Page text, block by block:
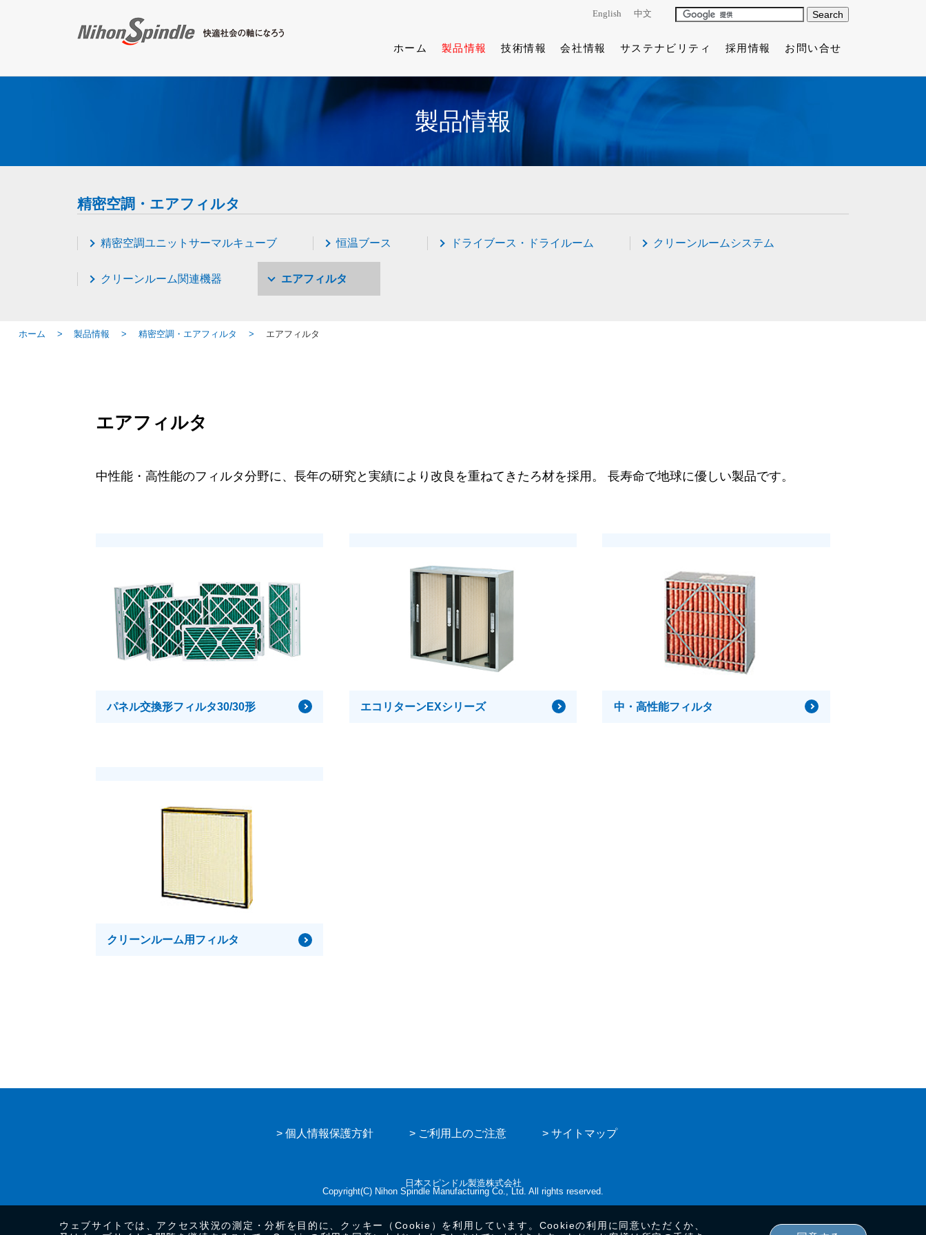
English 中文
ホーム 製品情報 技術情報 会社情報 サステナビリティ 採用情報 お問い合せ
製品情報
精密空調・エアフィルタ
精密空調ユニットサーマルキューブ 恒温ブース ドライブース・ドライルーム クリーンルームシステム
クリーンルーム関連機器 エアフィルタ
ホーム 製品情報 精密空調・エアフィルタ エアフィルタ
エアフィルタ
中性能・高性能のフィルタ分野に、長年の研究と実績により改良を重ねてきたろ材を採用。 長寿命で地球に優しい製品です。
パネル交換形フィルタ30/30形 エコリターンEXシリーズ 中・高性能フィルタ
クリーンルーム用フィルタ
> 個人情報保護方針 > ご利用上のご注意 > サイトマップ
日本スピンドル製造株式会社
Copyright(C) Nihon Spindle Manufacturing Co., Ltd. All rights reserved.
ウェブサイトでは、アクセス状況の測定・分析を目的に、クッキー（Cookie）を利用しています。Cookieの利用に同意いただくか、